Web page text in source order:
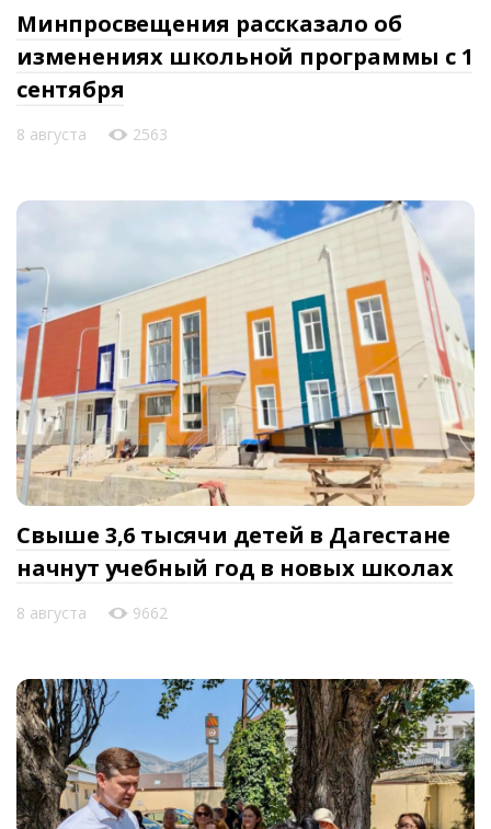
Минпросвещения рассказало об
изменениях школьной программы с 1
сентября
8 августа 2563
Свыше 3,6 тысячи детей в Дагестане
начнут учебный год в новых школах
8 августа 9662